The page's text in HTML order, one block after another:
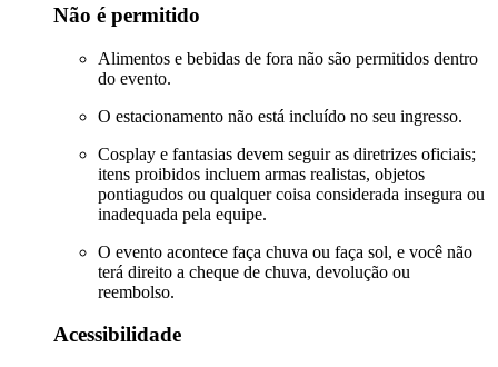
Não é permitido
Alimentos e bebidas de fora não são permitidos dentro
do evento.
O estacionamento não está incluído no seu ingresso.
Cosplay e fantasias devem seguir as diretrizes oficiais;
itens proibidos incluem armas realistas, objetos
pontiagudos ou qualquer coisa considerada insegura ou
inadequada pela equipe.
O evento acontece faça chuva ou faça sol, e você não
terá direito a cheque de chuva, devolução ou
reembolso.
Acessibilidade